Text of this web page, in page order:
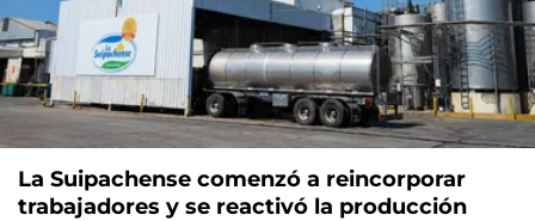
La Suipachense comenzó a reincorporar
trabajadores y se reactivó la producción